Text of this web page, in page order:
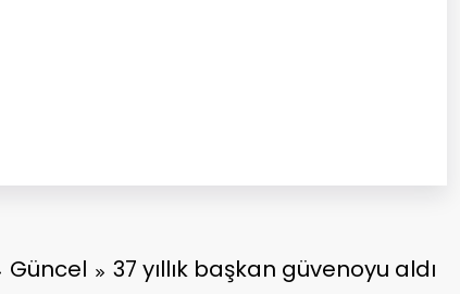
Güncel 37 yıllık başkan güvenoyu aldı